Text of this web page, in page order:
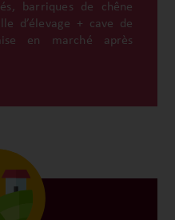
barriques de chêne
d’élevage + cave de
en marché après